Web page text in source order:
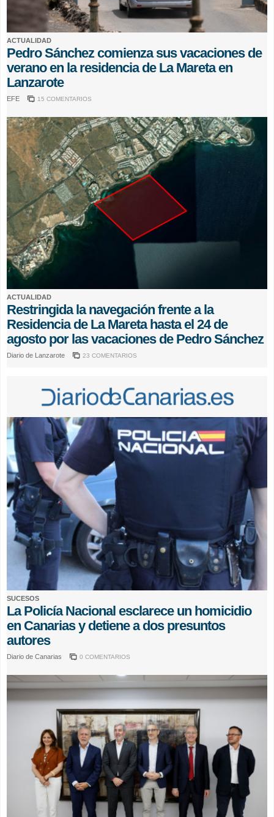
ACTUALIDAD
Pedro Sánchez comienza sus vacaciones de
verano en la residencia de La Mareta en
Lanzarote
EFE 15 COMENTARIOS
ACTUALIDAD
Restringida la navegación frente a la
Residencia de La Mareta hasta el 24 de
agosto por las vacaciones de Pedro Sánchez
Diario de Lanzarote 23 COMENTARIOS
SUCESOS
La Policía Nacional esclarece un homicidio
en Canarias y detiene a dos presuntos
autores
Diario de Canarias 0 COMENTARIOS